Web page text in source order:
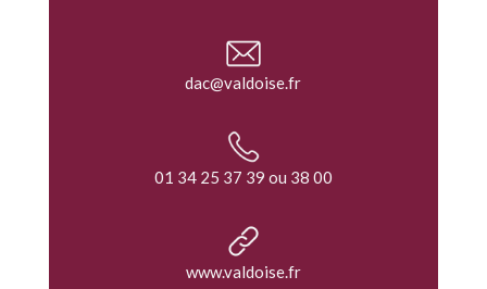
dac@valdoise.fr
01 34 25 37 39 ou 38 00
www.valdoise.fr